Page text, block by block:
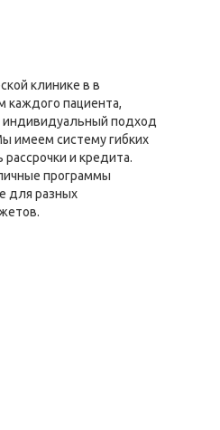
клинике в в
каждого пациента,
индивидуальный подход
имеем систему гибких
и кредита.
программы
для разных